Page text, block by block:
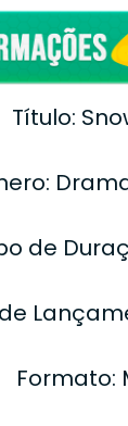
Título:
de
Formato: